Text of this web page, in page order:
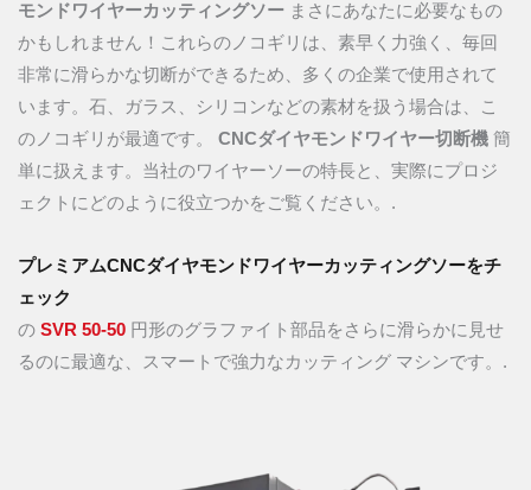
モンドワイヤーカッティングソー まさにあなたに必要なもの
かもしれません！これらのノコギリは、素早く力強く、毎回
非常に滑らかな切断ができるため、多くの企業で使用されて
います。石、ガラス、シリコンなどの素材を扱う場合は、こ
のノコギリが最適です。 CNCダイヤモンドワイヤー切断機 簡
単に扱えます。当社のワイヤーソーの特長と、実際にプロジ
ェクトにどのように役立つかをご覧ください。.
プレミアムCNCダイヤモンドワイヤーカッティングソーをチ
ェック
の SVR 50-50 円形のグラファイト部品をさらに滑らかに見せ
るのに最適な、スマートで強力なカッティング マシンです。.